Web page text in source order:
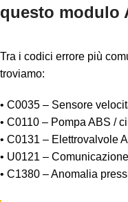
questo modulo
Tra i codici errore più
troviamo:
• C0035 – Sensore
• C0110 – Pompa ABS /
• C0131 – Elettrovalvole
• U0121 –
• C1380 – Anomalia